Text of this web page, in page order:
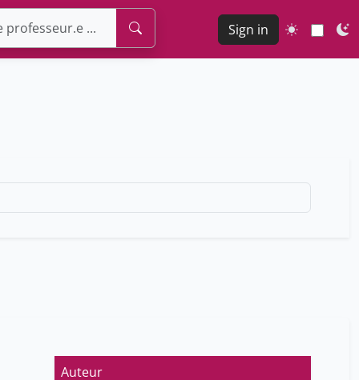
Sign in
Auteur